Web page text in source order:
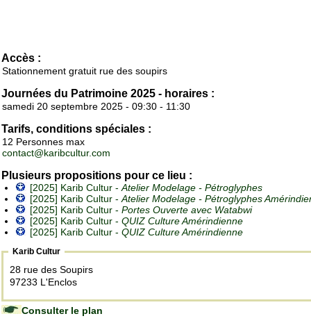
Accès :
Stationnement gratuit rue des soupirs
Journées du Patrimoine 2025 - horaires :
samedi 20 septembre 2025 - 09:30 - 11:30
Tarifs, conditions spéciales :
12 Personnes max
contact@karibcultur.com
Plusieurs propositions pour ce lieu :
[2025] Karib Cultur -Atelier Modelage - Pétroglyphes
[2025] Karib Cultur -Atelier Modelage - Pétroglyphes
[2025] Karib Cultur - Portes Ouverte avec Watabwi
[2025] Karib Cultur - QUIZ Culture Amérindienne
[2025] Karib Cultur - QUIZ Culture Amérindienne
Karib Cultur
28 rue des Soupirs
97233 L'Enclos
Consulter le plan